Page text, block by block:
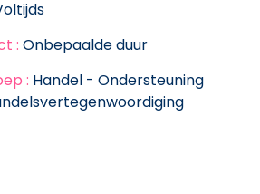
: Onbepaalde duur
: Handel - Ondersteuning